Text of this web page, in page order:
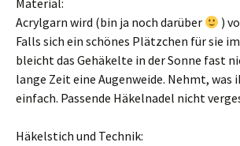
Material:
Acrylgarn wird (bin ja noch darüber
)
Falls sich ein schönes Plätzchen für sie
bleicht das Gehäkelte in der Sonne fast
lange Zeit eine Augenweide. Nehmt, was
einfach. Passende Häkelnadel nicht
Häkelstich und Technik: